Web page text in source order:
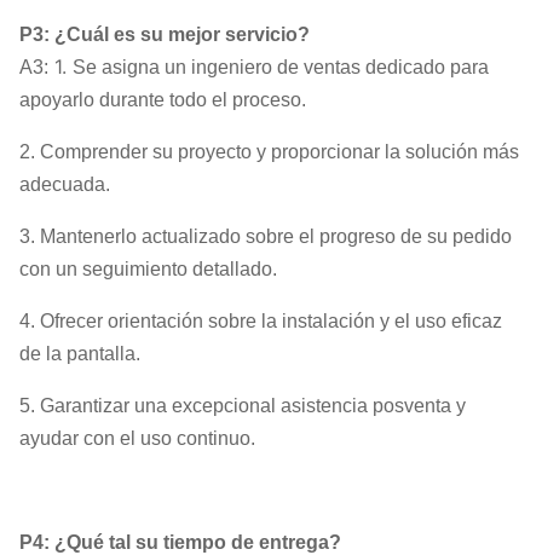
P3: ¿Cuál es su mejor servicio?
A3: 1. Se asigna un ingeniero de ventas dedicado para
apoyarlo durante todo el proceso.
2. Comprender su proyecto y proporcionar la solución más
adecuada.
3. Mantenerlo actualizado sobre el progreso de su pedido
con un seguimiento detallado.
4. Ofrecer orientación sobre la instalación y el uso eficaz
de la pantalla.
5. Garantizar una excepcional asistencia posventa y
ayudar con el uso continuo.
P4: ¿Qué tal su tiempo de entrega?